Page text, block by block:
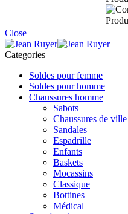
Close
Categories
Soldes pour femme
Soldes pour homme
Chaussures homme
Sabots
Chaussures de ville
Sandales
Espadrille
Enfants
Baskets
Mocassins
Classique
Bottines
Médical